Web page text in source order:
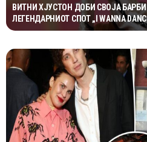
ВИТНИ ХЈУСТОН ДОБИ СВОЈА
ЛЕГЕНДАРНИОТ СПОТ „I WANNA